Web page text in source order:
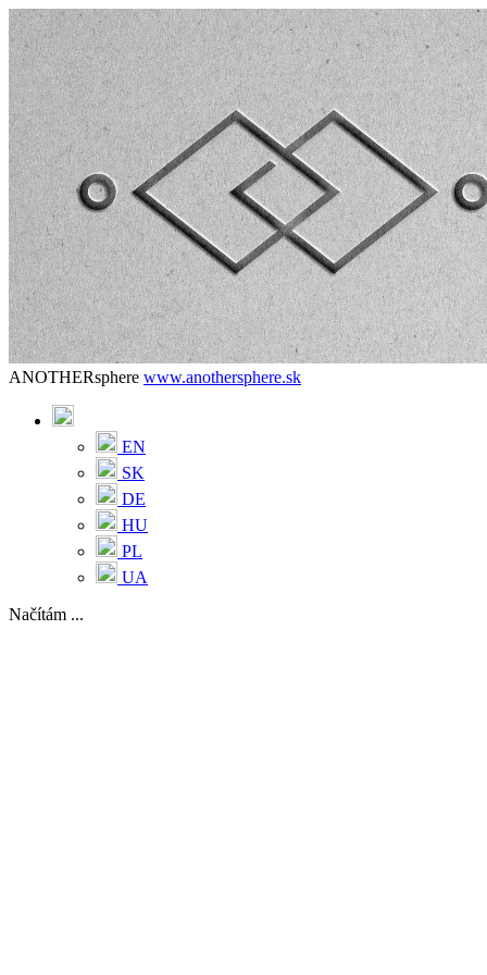
ANOTHERsphere www.anothersphere.sk
EN
SK
DE
HU
PL
UA
Načítám ...